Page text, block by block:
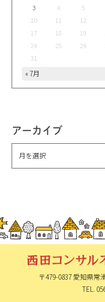
3
4 5
10
11 12
17
18 19
24
25 26
31
« 7月
アーカイブ
〒479-0837 愛知県常
TEL.